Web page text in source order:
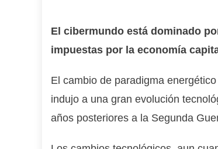
El cibermundo está dominado
impuestas por la economía
El cambio de paradigma
indujo a una gran evolución
años posteriores a la Segunda